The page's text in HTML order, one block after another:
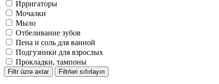
Ирригаторы
Мочалки
Мыло
Отбеливание зубов
Пена и соль для ванной
Подгузники для взрослых
Прокладки, тампоны
Filtr üzrə axtar Filtrləri sıfırlayın